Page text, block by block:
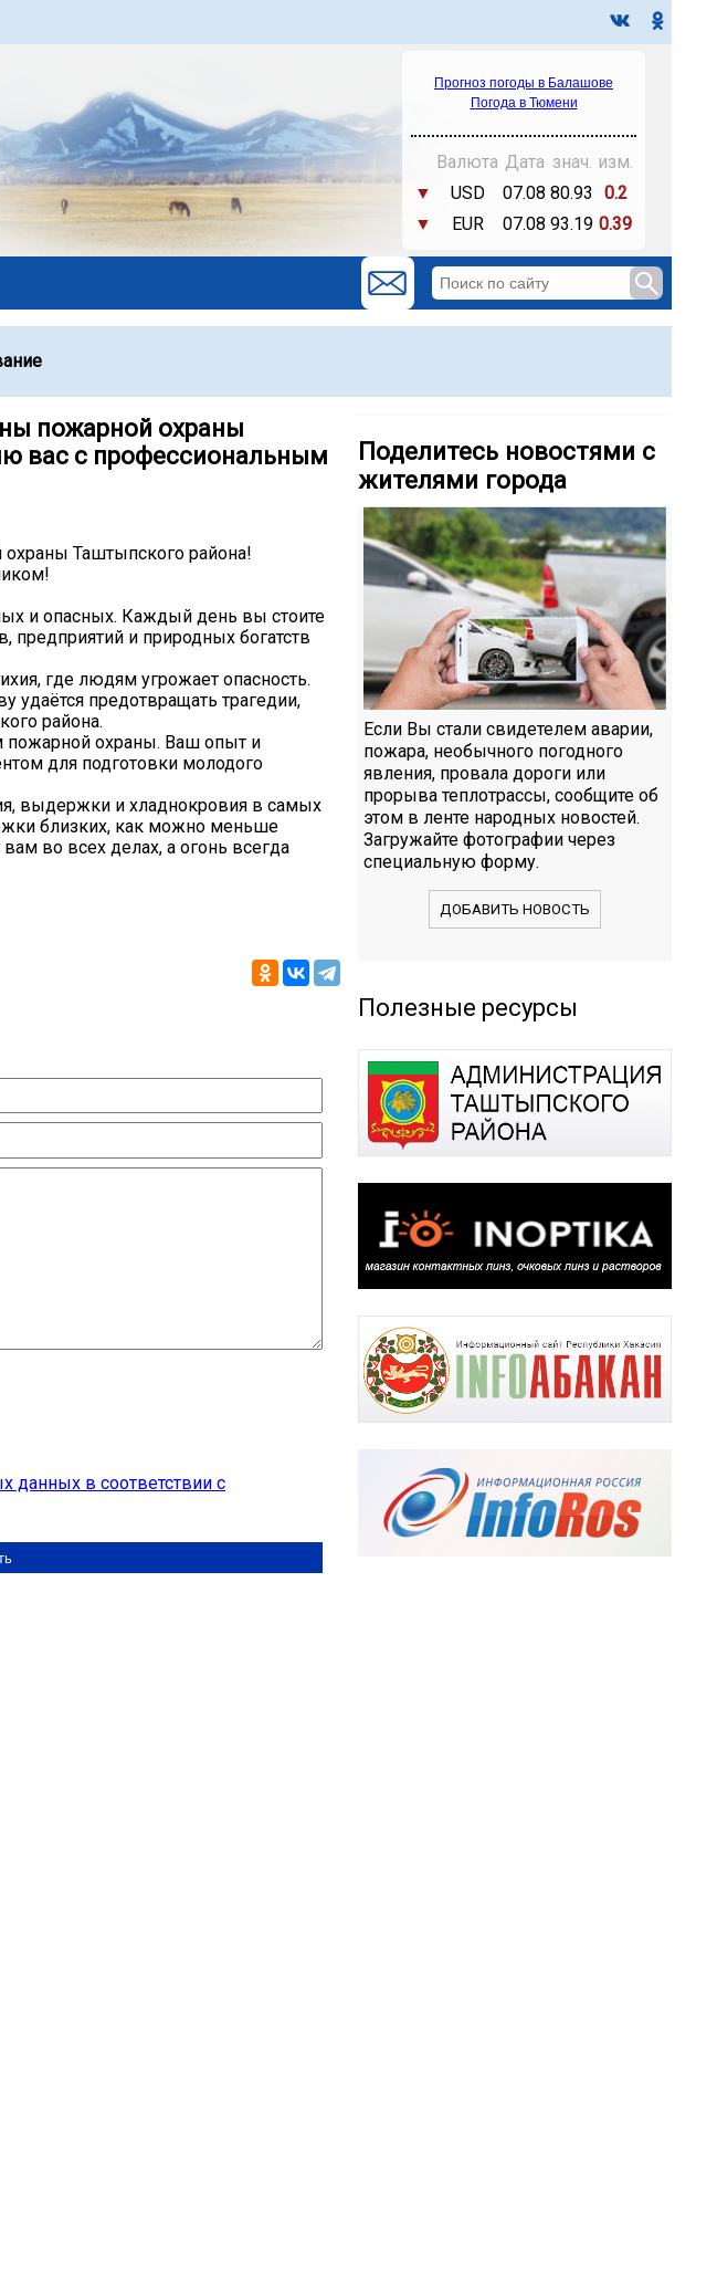
Прогноз погоды в Балашове
Погода в Тюмени
Валюта Дата знач. изм.
▼
USD 07.08 80.93
0.2
▼
EUR 07.08 93.19 0.39
пожарной охраны
вас с профессиональным
Таштыпского района!
и опасных. Каждый день вы стоите
предприятий и природных богатств
где людям угрожает опасность.
удаётся предотвращать трагедии,
района.
пожарной охраны. Ваш опыт и
для подготовки молодого
выдержки и хладнокровия в самых
близких, как можно меньше
во всех делах, а огонь всегда
данных в соответствии с
Поделитесь новостями с
жителями города
Если Вы стали свидетелем аварии,
пожара, необычного погодного
явления, провала дороги или
прорыва теплотрассы, сообщите об
этом в ленте народных новостей.
Загружайте фотографии через
специальную форму.
ДОБАВИТЬ НОВОСТЬ
Полезные ресурсы